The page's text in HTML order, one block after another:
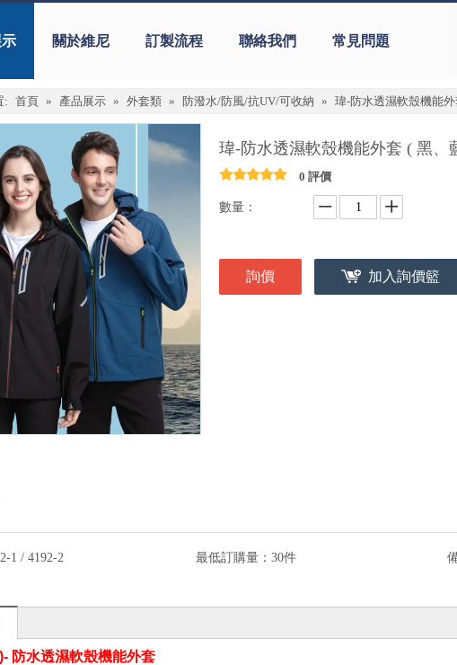
關於維尼 訂製流程 聯絡我們 常見問題
: 首頁 » 產品展示 » 外套類 » 防潑水/防風/抗UV/可收納 » 瑋-防水透濕軟殼機能
瑋-防水透濕軟殼機能外套 ( 黑、
0 評價
數量：
詢價 加入詢價籃
1 / 4192-2 最低訂購量： 30件
防水透濕軟殼機能外套